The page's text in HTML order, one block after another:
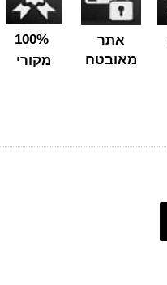
אתר 100%